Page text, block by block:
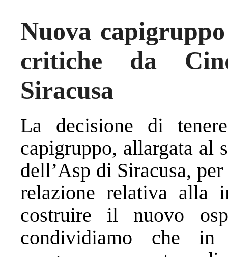
Nuova
critiche da
Siracusa
La decisione di
capigruppo, allargata al
dell’Asp di Siracusa,
relazione relativa alla
costruire il nuovo
condividiamo che in